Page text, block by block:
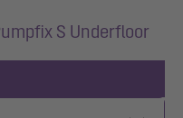
S Underfloor